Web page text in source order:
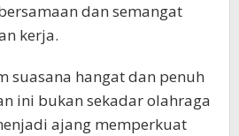
dan semangat
kerja.
suasana hangat dan penuh
ini bukan sekadar olahraga
ajang memperkuat